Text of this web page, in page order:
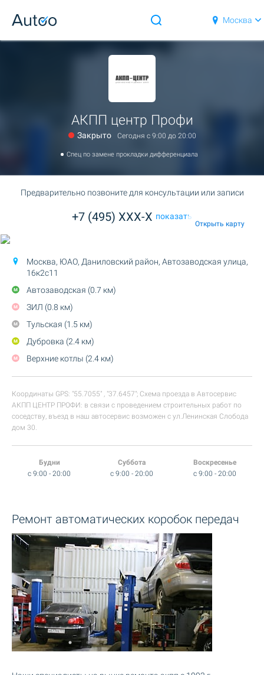
Москва
АКПП центр Профи
Закрыто Сегодня c 9:00 до 20:00
Спец по замене прокладки дифференциала
Предварительно позвоните для консультации или записи
+7 (495) XXX-X показать
Открыть карту
Москва, ЮАО, Даниловский район, Автозаводская улица,
16к2с11
Автозаводская (0.7 км)
ЗИЛ (0.8 км)
Тульская (1.5 км)
Дубровка (2.4 км)
Верхние котлы (2.4 км)
Координаты GPS: "55.7055" , "37.6457"; Схема проезда в Автосервис
АКПП ЦЕНТР ПРОФИ: в связи с проведением строительных работ по
соседству, въезд в наш автосервис возможен с ул.Ленинская Слобода
дом 30.
Будни
c 9:00 - 20:00
Суббота
c 9:00 - 20:00
Воскресенье
c 9:00 - 20:00
Ремонт автоматических коробок передач